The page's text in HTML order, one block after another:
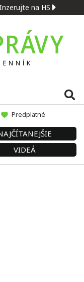
Inzerujte na HS
Predplatné
VIDEÁ